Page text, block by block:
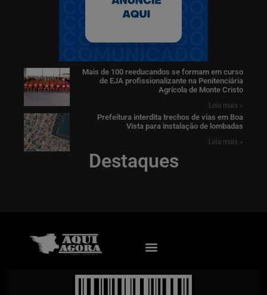
Destaques
Mais de 100 reeducandos se formam em curso
de EJA profissionalizante na Penitenciária
Agrícola de Monte Cristo
Leia mais »
Prefeitura interdita trechos de vias em Boa
Vista para instalação de lombadas
Leia mais »